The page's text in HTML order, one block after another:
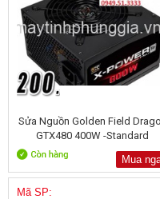
Sửa Nguồn Golden Field
GTX480 400W -Standard
Mua
Mã SP: